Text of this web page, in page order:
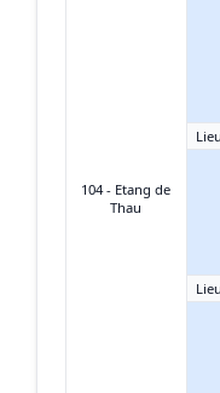
104 - Etang de
Thau